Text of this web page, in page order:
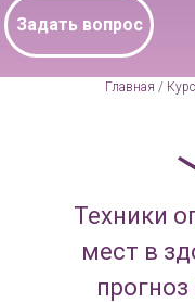
Задать вопрос
Техники
мест в
Главная /